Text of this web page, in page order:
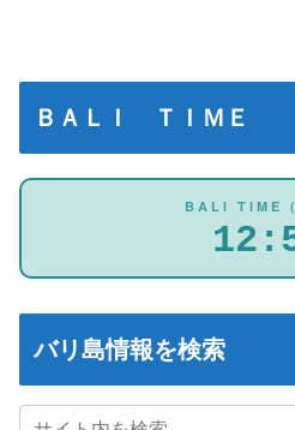
ＢＡＬＩ ＴＩＭＥ
BALI TIME
バリ島情報を検索